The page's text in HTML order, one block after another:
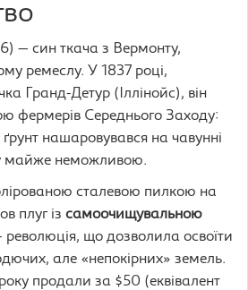
— син ткача з Вермонту,
ремеслу. У 1837 році,
Гранд-Детур (Іллінойс), він
фермерів Середнього Заходу:
нашаровувався на чавунні
майже неможливою.
сталевою пилкою на
плуг із самоочищувальною
революція, що дозволила освоїти
але «непокірних» земель.
продали за $50 (еквівалент